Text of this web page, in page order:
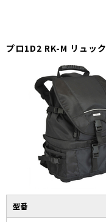
プロ1D2 RK-M リュック
型番